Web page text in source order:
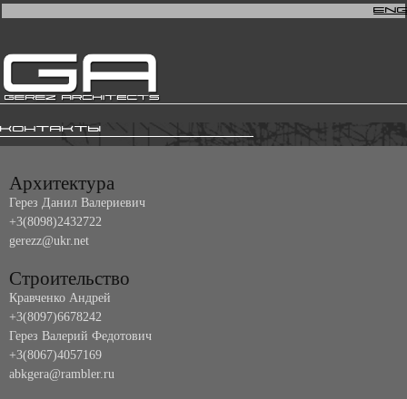
Контакты
Архитектура
Герез Данил Валериевич
+3(8098)2432722
gerezz@ukr.net
Строительство
Кравченко Андрей
+3(8097)6678242
Герез Валерий Федотович
+3(8067)4057169
abkgera@rambler.ru